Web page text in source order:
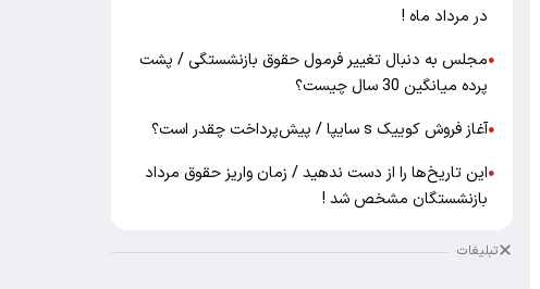
در مرداد ماه !
●مجلس به دنبال تغییر فرمول حقوق بازنشستگی / پشت
پرده میانگین 30 سال چیست؟
●آغاز فروش کوییک s سایپا / پیش‌پرداخت چقدر است؟
●این تاریخ‌ها را از دست ندهید / زمان واریز حقوق مرداد
بازنشستگان مشخص شد !
تبلیغات